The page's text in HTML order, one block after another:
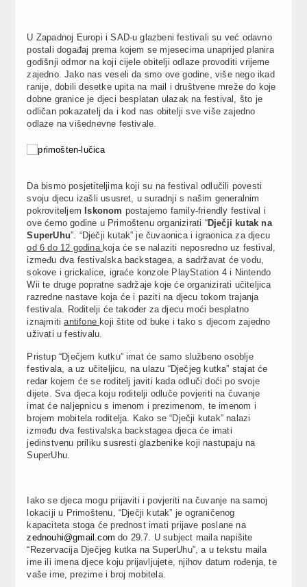
U Zapadnoj Europi i SAD-u glazbeni festivali su već odavno
postali događaj prema kojem se mjesecima unaprijed planira
godišnji odmor na koji cijele obitelji odlaze provoditi vrijeme
zajedno. Jako nas veseli da smo ove godine, više nego ikad
ranije, dobili desetke upita na mail i društvene mreže do koje
dobne granice je djeci besplatan ulazak na festival, što je
odličan pokazatelj da i kod nas obitelji sve više zajedno
odlaze na višednevne festivale.
Da bismo posjetiteljima koji su na festival odlučili povesti
svoju djecu izašli ususret, u suradnji s našim generalnim
pokroviteljem Iskonom postajemo family-friendly festival i
ove ćemo godine u Primoštenu organizirati “Dječji kutak na
SuperUhu”. “Dječji kutak” je čuvaonica i igraonica za djecu
od 6 do 12 godina koja će se nalaziti neposredno uz festival,
između dva festivalska backstagea, a sadržavat će vodu,
sokove i grickalice, igraće konzole PlayStation 4 i Nintendo
Wii te druge popratne sadržaje koje će organizirati učiteljica
razredne nastave koja će i paziti na djecu tokom trajanja
festivala. Roditelji će također za djecu moći besplatno
iznajmitiantifone koji štite od buke i tako s djecom zajedno
uživati u festivalu.
Pristup “Dječjem kutku” imat će samo službeno osoblje
festivala, a uz učiteljicu, na ulazu “Dječjeg kutka” stajat će
redar kojem će se roditelj javiti kada odluči doći po svoje
dijete. Sva djeca koju roditelji odluče povjeriti na čuvanje
imat će naljepnicu s imenom i prezimenom, te imenom i
brojem mobitela roditelja. Kako se “Dječji kutak” nalazi
između dva festivalska backstagea djeca će imati
jedinstvenu priliku susresti glazbenike koji nastupaju na
SuperUhu.
Iako se djeca mogu prijaviti i povjeriti na čuvanje na samoj
lokaciji u Primoštenu, “Dječji kutak” je ograničenog
kapaciteta stoga će prednost imati prijave poslane na
zednouhi@gmail.com do 29.7. U subject maila napišite
“Rezervacija Dječjeg kutka na SuperUhu”, a u tekstu maila
ime ili imena djece koju prijavljujete, njihov datum rođenja, te
vaše ime, prezime i broj mobitela.